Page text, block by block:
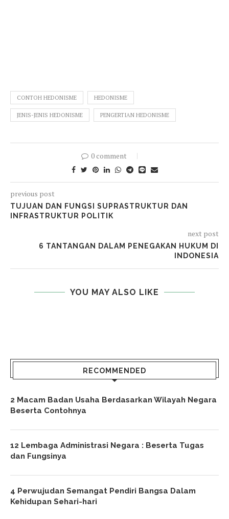
CONTOH HEDONISME HEDONISME
JENIS-JENIS HEDONISME PENGERTIAN HEDONISME
0 comment
previous post
TUJUAN DAN FUNGSI SUPRASTRUKTUR DAN
INFRASTRUKTUR POLITIK
next post
6 TANTANGAN DALAM PENEGAKAN HUKUM DI
INDONESIA
YOU MAY ALSO LIKE
RECOMMENDED
2 Macam Badan Usaha Berdasarkan Wilayah Negara
Beserta Contohnya
12 Lembaga Administrasi Negara : Beserta Tugas
dan Fungsinya
4 Perwujudan Semangat Pendiri Bangsa Dalam
Kehidupan Sehari-hari